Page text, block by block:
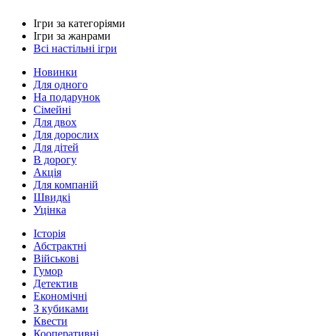
Ігри за категоріями
Ігри за жанрами
Всі настільні ігри
Новинки
Для одного
На подарунок
Сімейні
Для двох
Для дорослих
Для дітей
В дорогу
Акція
Для компаній
Швидкі
Уцінка
Історія
Абстрактні
Військові
Гумор
Детектив
Економічні
З кубиками
Квести
Кооперативні